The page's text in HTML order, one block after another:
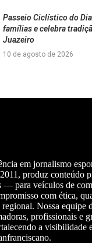
Passeio Ciclístico do
famílias e celebra
Juazeiro
10 de agosto de 2026
em jornalismo
produz conteúdo
— para veículos de
com ética,
Nossa equipe
profissionais e
a visibilidade